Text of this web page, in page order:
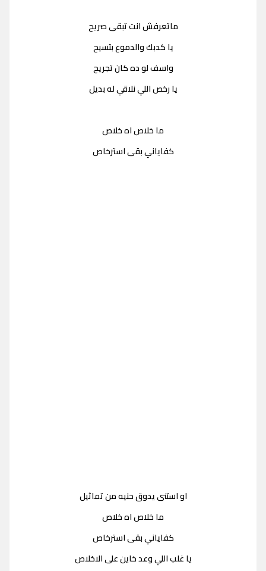
ماتعرفش انت تبقى صريح
يا كدبك والدموع بتسيح
واسف لو ده كان تجريح
يا رخص اللي نلاقي له بديل
ما خلاص اه خلاص
كفاياني بقى استرخاص
او استنى يدوق حنيه من تماثيل
ما خلاص اه خلاص
كفاياني بقى استرخاص
يا غلب اللي وعد خاين على الاخلاص